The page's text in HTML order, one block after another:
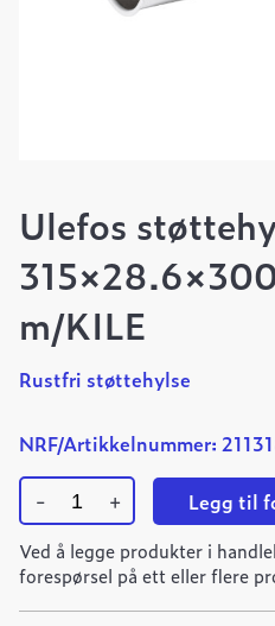
Ulefos
315×28.6×300
m/KILE
Rustfri støttehylse
NRF/Artikkelnummer:
-
Ulefos
støttehylse
315x28.6x300
SDR
11
+ Legg til
Ved å legge produkter i
forespørsel på ett eller flere